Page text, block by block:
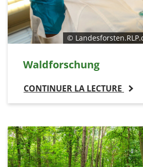
©
Waldforschung
CONTINUER LA LECTURE